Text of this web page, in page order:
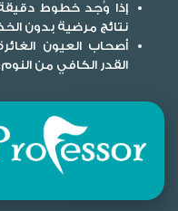
إذا وُجد خطوط
نتائج مرضية بدون
أصحاب العيون
القدر الكافي من